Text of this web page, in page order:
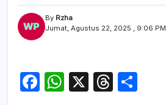
By Rzha
Jumat, Agustus 22, 2025 , 9:06 PM
F
W X
T